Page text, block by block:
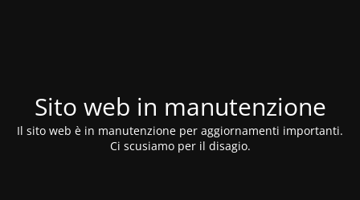
Sito web in manutenzione
Il sito web è in manutenzione per aggiornamenti importanti.
Ci scusiamo per il disagio.